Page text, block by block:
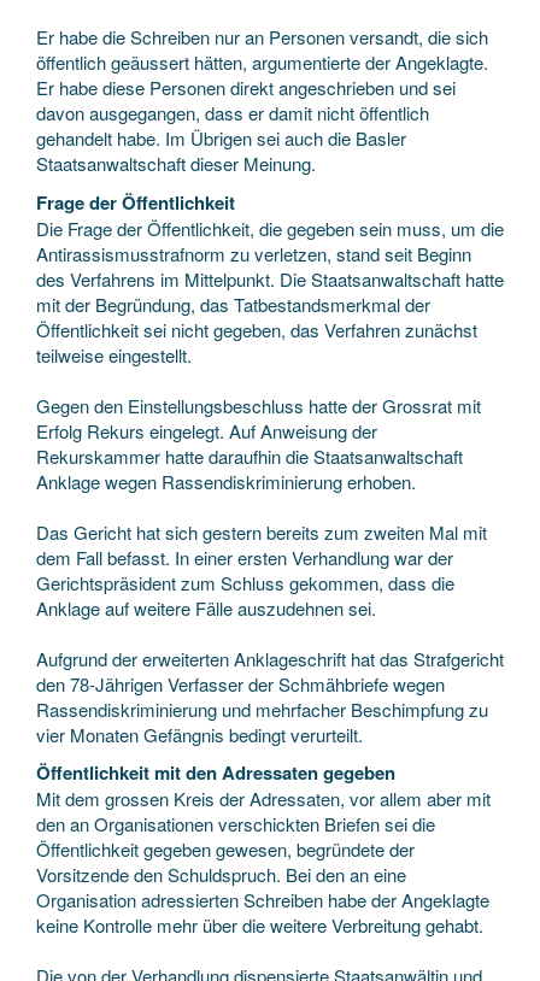
Er habe die Schreiben nur an Personen versandt, die sich
öffentlich geäussert hätten, argumentierte der Angeklagte.
Er habe diese Personen direkt angeschrieben und sei
davon ausgegangen, dass er damit nicht öffentlich
gehandelt habe. Im Übrigen sei auch die Basler
Staatsanwaltschaft dieser Meinung.
Frage der Öffentlichkeit
Die Frage der Öffentlichkeit, die gegeben sein muss, um die
Antirassismusstrafnorm zu verletzen, stand seit Beginn
des Verfahrens im Mittelpunkt. Die Staatsanwaltschaft hatte
mit der Begründung, das Tatbestandsmerkmal der
Öffentlichkeit sei nicht gegeben, das Verfahren zunächst
teilweise eingestellt.
Gegen den Einstellungsbeschluss hatte der Grossrat mit
Erfolg Rekurs eingelegt. Auf Anweisung der
Rekurskammer hatte daraufhin die Staatsanwaltschaft
Anklage wegen Rassendiskriminierung erhoben.
Das Gericht hat sich gestern bereits zum zweiten Mal mit
dem Fall befasst. In einer ersten Verhandlung war der
Gerichtspräsident zum Schluss gekommen, dass die
Anklage auf weitere Fälle auszudehnen sei.
Aufgrund der erweiterten Anklageschrift hat das Strafgericht
den 78-Jährigen Verfasser der Schmähbriefe wegen
Rassendiskriminierung und mehrfacher Beschimpfung zu
vier Monaten Gefängnis bedingt verurteilt.
Öffentlichkeit mit den Adressaten gegeben
Mit dem grossen Kreis der Adressaten, vor allem aber mit
den an Organisationen verschickten Briefen sei die
Öffentlichkeit gegeben gewesen, begründete der
Vorsitzende den Schuldspruch. Bei den an eine
Organisation adressierten Schreiben habe der Angeklagte
keine Kontrolle mehr über die weitere Verbreitung gehabt.
Die von der Verhandlung dispensierte Staatsanwältin und